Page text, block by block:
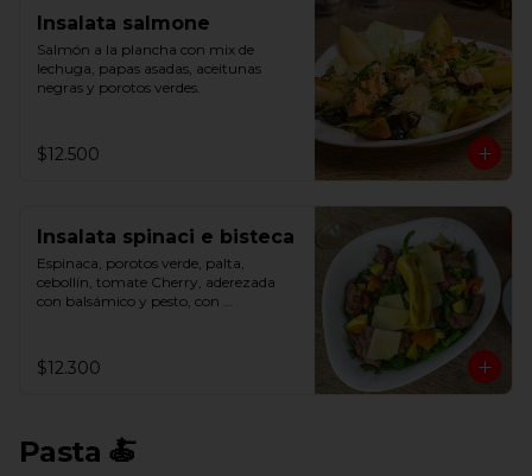
Insalata salmone
Salmón a la plancha con mix de
lechuga, papas asadas, aceitunas
negras y porotos verdes.
$12.500
Insalata spinaci e bisteca
Espinaca, porotos verde, palta,
cebollín, tomate Cherry, aderezada
con balsámico y pesto, con
$12.300
Pasta 🍝